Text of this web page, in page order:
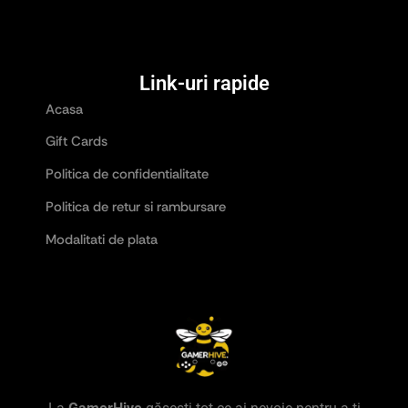
Link-uri rapide
Acasa
Gift Cards
Politica de confidentialitate
Politica de retur si rambursare
Modalitati de plata